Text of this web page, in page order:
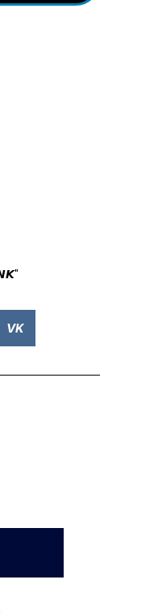
VK